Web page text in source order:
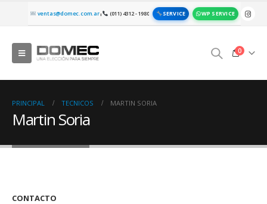
ventas@domec.com.ar| (011) 4312 - 1980 SERVICE WP SERVICE
0
PRINCIPAL TECNICOS MARTIN SORIA
Martin Soria
CONTACTO